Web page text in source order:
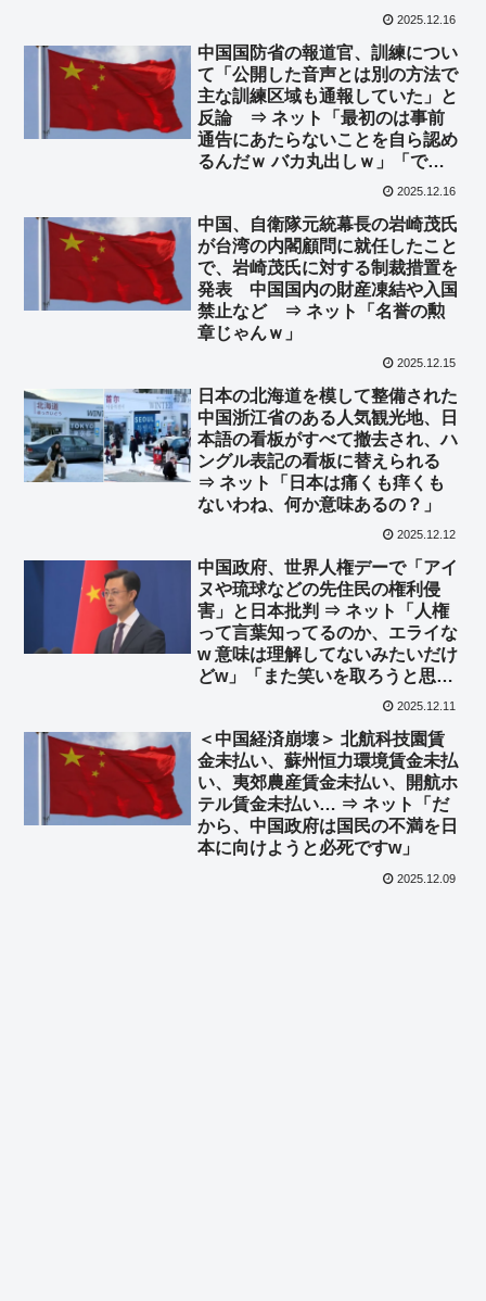
で厳しく検閲される曲）⇒ 中国
めたのか…」
2025.12.16
中国国防省の報道官、訓練につい
て「公開した音声とは別の方法で
主な訓練区域も通報していた」と
反論 ⇒ ネット「最初のは事前
通告にあたらないことを自ら認め
るんだｗ バカ丸出しｗ」「で、
その音声は？ うまく捏造できな
2025.12.16
中国、自衛隊元統幕長の岩崎茂氏
が台湾の内閣顧問に就任したこと
で、岩崎茂氏に対する制裁措置を
発表 中国国内の財産凍結や入国
禁止など ⇒ ネット「名誉の勲
章じゃんｗ」
2025.12.15
日本の北海道を模して整備された
中国浙江省のある人気観光地、日
本語の看板がすべて撤去され、ハ
ングル表記の看板に替えられる
⇒ ネット「日本は痛くも痒くも
ないわね、何か意味あるの？」
2025.12.12
中国政府、世界人権デーで「アイ
ヌや琉球などの先住民の権利侵
害」と日本批判 ⇒ ネット「人権
って言葉知ってるのか、エライな
w 意味は理解してないみたいだけ
どw」「また笑いを取ろうと思っ
2025.12.11
＜中国経済崩壊＞ 北航科技園賃
金未払い、蘇州恒力環境賃金未払
い、夷郊農産賃金未払い、開航ホ
テル賃金未払い… ⇒ ネット「だ
から、中国政府は国民の不満を日
本に向けようと必死ですw」
2025.12.09